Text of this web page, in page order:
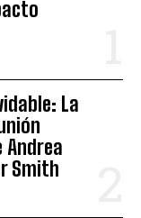
La
Smith